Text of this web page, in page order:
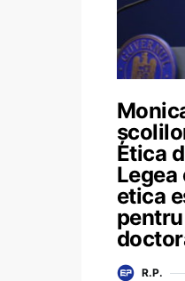
Etica
Legea
etica
R.P.